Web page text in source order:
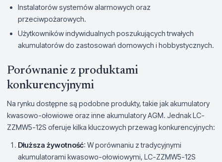
Instalatorów systemów alarmowych oraz
przeciwpożarowych.
Użytkowników indywidualnych poszukujących trwałych
akumulatorów do zastosowań domowych i hobbystycznych.
Porównanie z produktami
konkurencyjnymi
Na rynku dostępne są podobne produkty, takie jak akumulatory
kwasowo-ołowiowe oraz inne akumulatory AGM. Jednak LC-
ZZMW5-12S oferuje kilka kluczowych przewag konkurencyjnych:
Dłuższa żywotność: W porównaniu z tradycyjnymi
akumulatorami kwasowo-ołowiowymi, LC-ZZMW5-12S